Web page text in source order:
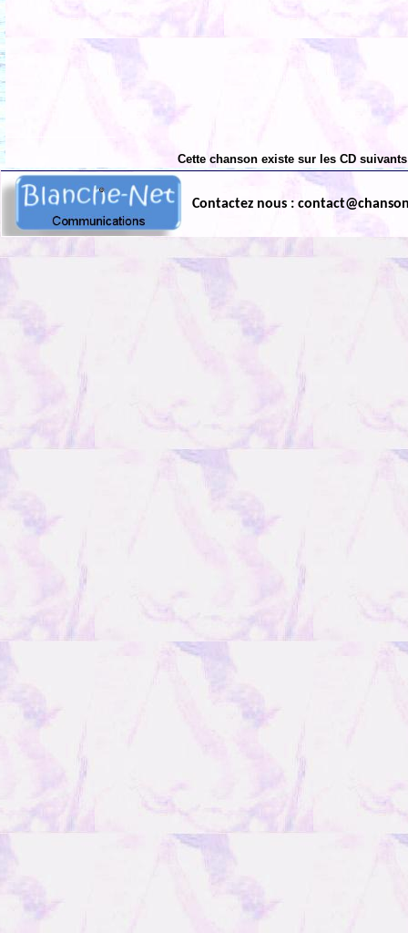
Cette chanson existe sur les CD
Contactez nous :